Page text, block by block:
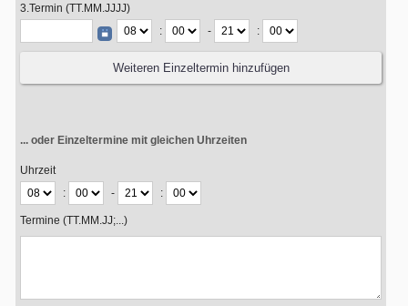
3.Termin (TT.MM.JJJJ)
:
- :
... oder Einzeltermine mit gleichen Uhrzeiten
Uhrzeit
:
- :
Termine (TT.MM.JJ;...)